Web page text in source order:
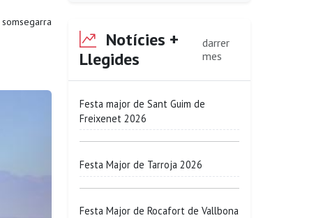
somsegarra
Notícies +
Llegides
darrer
mes
Festa major de Sant Guim de
Freixenet 2026
Festa Major de Tarroja 2026
Festa Major de Rocafort de Vallbona